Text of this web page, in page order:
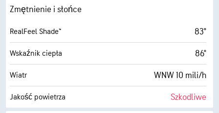
Porywy wiatru
Wilgotność 49%
Punkt rosy 64° F
AccuLumen Brightness Index™ 9 (B. jasne)
Zachmurzenie 6%
Zmętnienie i słońce
RealFeel Shade™ 83°
Wskaźnik ciepła 86°
Wiatr WNW 10 mili/h
Jakość powietrza Szkodliwe